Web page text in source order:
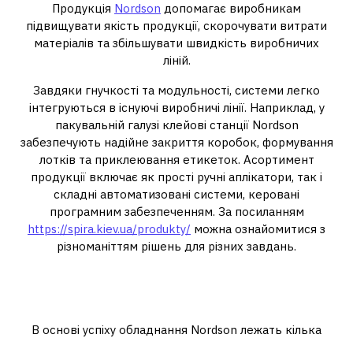
Продукція Nordson допомагає виробникам
підвищувати якість продукції, скорочувати витрати
матеріалів та збільшувати швидкість виробничих
ліній.
Завдяки гнучкості та модульності, системи легко
інтегруються в існуючі виробничі лінії. Наприклад, у
пакувальній галузі клейові станції Nordson
забезпечують надійне закриття коробок, формування
лотків та приклеювання етикеток. Асортимент
продукції включає як прості ручні аплікатори, так і
складні автоматизовані системи, керовані
програмним забезпеченням. За посиланням
https://spira.kiev.ua/produkty/ можна ознайомитися з
різноманіттям рішень для різних завдань.
В основі успіху обладнання Nordson лежать кілька